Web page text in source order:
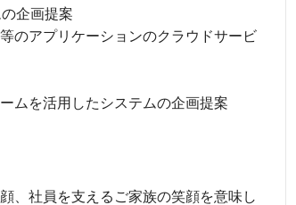
企画提案
のアプリケーションのクラウドサービ
ムを活用したシステムの企画提案
、社員を支えるご家族の笑顔を意味し